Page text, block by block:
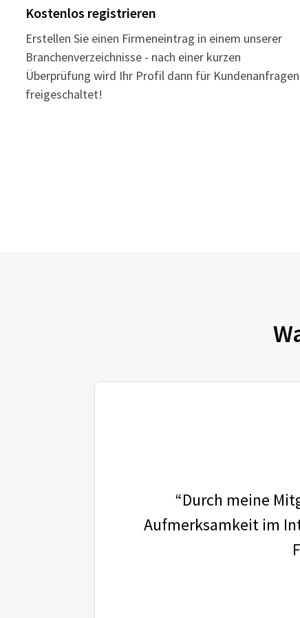
Kostenlos registrieren
Erstellen Sie einen Firmeneintrag in einem unserer
Branchenverzeichnisse - nach einer kurzen
Überprüfung wird Ihr Profil dann für Kundenanfragen
freigeschaltet!
“Durch meine
Aufmerksamkeit im